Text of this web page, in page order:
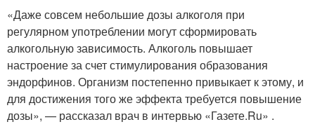
«Даже совсем небольшие дозы алкоголя при
регулярном употреблении могут сформировать
алкогольную зависимость. Алкоголь повышает
настроение за счет стимулирования образования
эндорфинов. Организм постепенно привыкает к этому, и
для достижения того же эффекта требуется повышение
дозы», — рассказал врач в интервью «Газете.Ru» .